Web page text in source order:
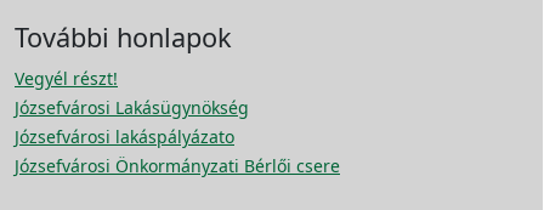
További honlapok
Vegyél részt!
Józsefvárosi Lakásügynökség
Józsefvárosi lakáspályázato
Józsefvárosi Önkormányzati Bérlői csere